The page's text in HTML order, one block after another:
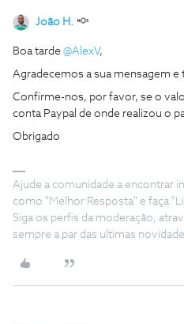
João H.
Boa tarde @AlexV,
Agradecemos a sua mensagem
Confirme-nos, por favor, se o
conta Paypal de onde realizou o
Obrigado
Ajude a comunidade a encontrar
como "Melhor Resposta" e faça
Siga os perfis da moderação,
sempre a par das ultimas